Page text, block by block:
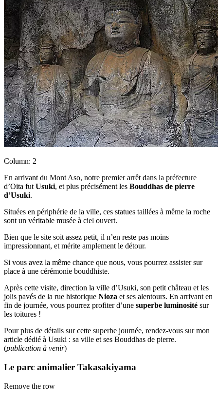
Column: 2
En arrivant du Mont Aso, notre premier arrêt dans la préfecture
d’Oita fut Usuki, et plus précisément les Bouddhas de pierre
d’Usuki.
Situées en périphérie de la ville, ces statues taillées à même la roche
sont un véritable musée à ciel ouvert.
Bien que le site soit assez petit, il n’en reste pas moins
impressionnant, et mérite amplement le détour.
Si vous avez la même chance que nous, vous pourrez assister sur
place à une cérémonie bouddhiste.
Après cette visite, direction la ville d’Usuki, son petit château et les
jolis pavés de la rue historique Nioza et ses alentours. En arrivant en
fin de journée, vous pourrez profiter d’une superbe luminosité sur
les toitures !
Pour plus de détails sur cette superbe journée, rendez-vous sur mon
article dédié à Usuki : sa ville et ses Bouddhas de pierre.
(publication à venir)
Le parc animalier Takasakiyama
Remove the row